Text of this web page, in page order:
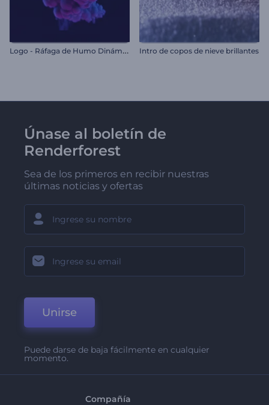
L
ogo - Ráfaga de Humo Dinámico Intro de copos de nieve brillantes
Únase al boletín de
Renderforest
Sea de los primeros en recibir nuestras
últimas noticias y ofertas
Unirse
Puede darse de baja fácilmente en cualquier
momento.
Compañía